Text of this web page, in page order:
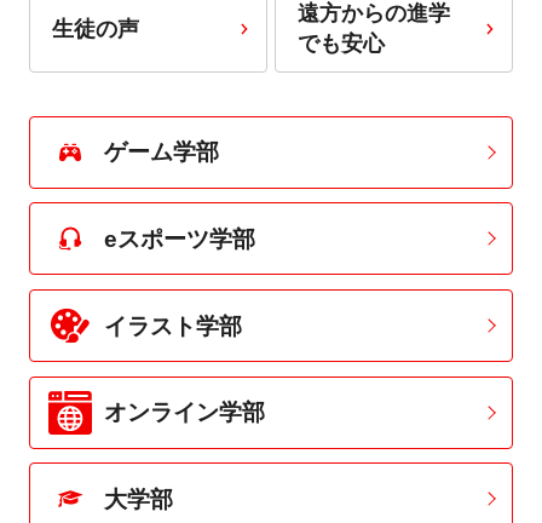
生徒の声
遠方からの進学
でも安心
ゲーム学部
eスポーツ学部
イラスト学部
オンライン学部
大学部